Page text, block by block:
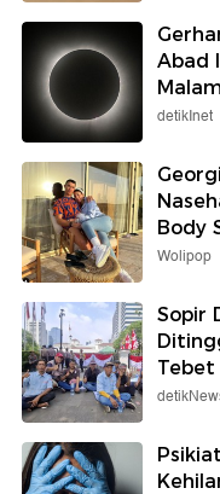
Abad
detikInet
Body
Wolipop
Sopir
Tebet